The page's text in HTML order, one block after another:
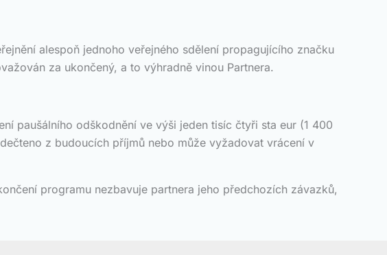
alespoň jednoho veřejného sdělení propagujícího značku
za ukončený, a to výhradně vinou Partnera.
paušálního odškodnění ve výši jeden tisíc čtyři sta eur (1 400
z budoucích příjmů nebo může vyžadovat vrácení v
programu nezbavuje partnera jeho předchozích závazků,